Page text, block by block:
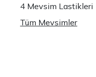
4 Mevsim Lastikleri
Tüm Mevsimler